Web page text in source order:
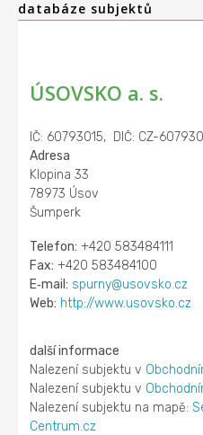
databáze subjektů
ÚSOVSKO a. s.
IČ: 60793015, DIČ: CZ-
Adresa
Klopina 33
78973 Úsov
Šumperk
Telefon: +420 583484111
Fax: +420 583484100
E‑mail: spurny@usovsko.cz
Web: http://www.usovsko.cz
další informace
Nalezení subjektu v
Nalezení subjektu v
Nalezení subjektu na mapě:
Centrum.cz